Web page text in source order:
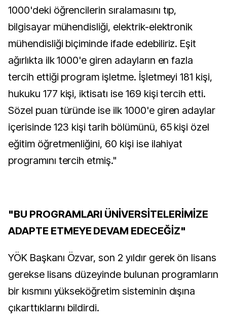
1000'deki öğrencilerin sıralamasını tıp,
bilgisayar mühendisliği, elektrik-elektronik
mühendisliği biçiminde ifade edebiliriz. Eşit
ağırlıkta ilk 1000'e giren adayların en fazla
tercih ettiği program işletme. İşletmeyi 181 kişi,
hukuku 177 kişi, iktisatı ise 169 kişi tercih etti.
Sözel puan türünde ise ilk 1000'e giren adaylar
içerisinde 123 kişi tarih bölümünü, 65 kişi özel
eğitim öğretmenliğini, 60 kişi ise ilahiyat
programını tercih etmiş."
"BU PROGRAMLARI ÜNİVERSİTELERİMİZE
ADAPTE ETMEYE DEVAM EDECEĞİZ"
YÖK Başkanı Özvar, son 2 yıldır gerek ön lisans
gerekse lisans düzeyinde bulunan programların
bir kısmını yükseköğretim sisteminin dışına
çıkarttıklarını bildirdi.